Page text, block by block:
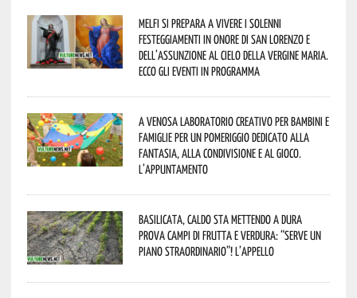
Melfi si prepara a vivere i solenni
festeggiamenti in onore di San Lorenzo e
dell’assunzione al cielo della Vergine Maria.
Ecco gli eventi in programma
A Venosa laboratorio creativo per bambini e
famiglie per un pomeriggio dedicato alla
fantasia, alla condivisione e al gioco.
L’appuntamento
Basilicata, caldo sta mettendo a dura
prova campi di frutta e verdura: “Serve un
piano straordinario”! L’appello